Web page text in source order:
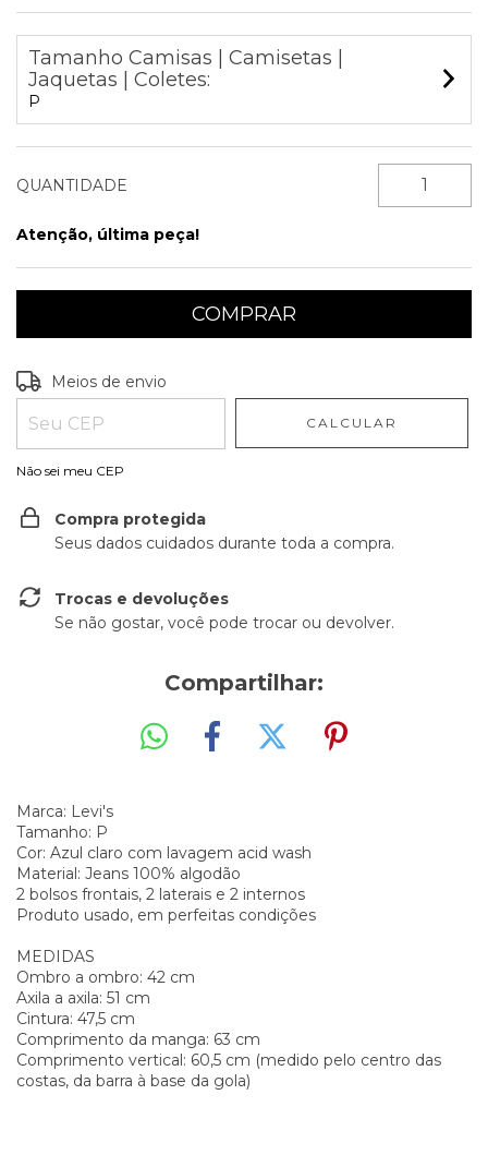
Tamanho Camisas | Camisetas |
Jaquetas | Coletes:
P
QUANTIDADE
Atenção, última peça!
Entregas para o CEP:
Meios de envio
CALCULAR
Não sei meu CEP
Compra protegida
Seus dados cuidados durante toda a compra.
Trocas e devoluções
Se não gostar, você pode trocar ou devolver.
Compartilhar:
Marca: Levi's
Tamanho: P
Cor: Azul claro com lavagem acid wash
Material: Jeans 100% algodão
2 bolsos frontais, 2 laterais e 2 internos
Produto usado, em perfeitas condições
MEDIDAS
Ombro a ombro: 42 cm
Axila a axila: 51 cm
Cintura: 47,5 cm
Comprimento da manga: 63 cm
Comprimento vertical: 60,5 cm (medido pelo centro das
costas, da barra à base da gola)